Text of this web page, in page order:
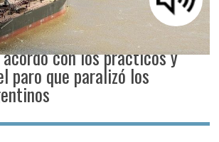
con los prácticos y
paro que paralizó los